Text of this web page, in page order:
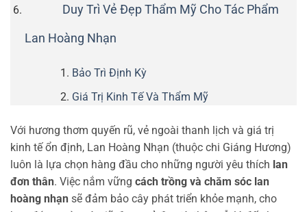
Duy Trì Vẻ Đẹp Thẩm Mỹ Cho Tác Phẩm
Lan Hoàng Nhạn
Bảo Trì Định Kỳ
Giá Trị Kinh Tế Và Thẩm Mỹ
Với hương thơm quyến rũ, vẻ ngoài thanh lịch và giá trị
kinh tế ổn định, Lan Hoàng Nhạn (thuộc chi Giáng Hương)
luôn là lựa chọn hàng đầu cho những người yêu thích lan
đơn thân. Việc nắm vững cách trồng và chăm sóc lan
hoàng nhạn sẽ đảm bảo cây phát triển khỏe mạnh, cho